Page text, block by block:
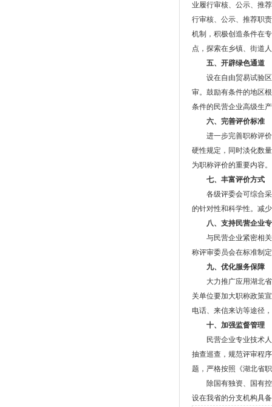
业履行审核、公示、推
行审核、公示、推荐职
机制，积极创造条件在
点，探索在乡镇、街道
五、开辟绿色通道
设在自由贸易试验
审。鼓励有条件的地区
条件的民营企业高级生
六、完善评价标准
进一步完善职称评
硬性规定，同时淡化数
为职称评价的重要内容。
七、丰富评价方式
各级评委会可综合
的针对性和科学性。减
八、支持民营企业
与民营企业紧密相
称评审委员会在标准制
九、优化服务保障
大力推广应用湖北
关单位要加大职称政策
电话、来信来访等途径
十、加强监督管理
民营企业专业技术
抽查巡查，规范评审程
题，严格按照《湖北省
除国有独资、国有
设在我省的分支机构具